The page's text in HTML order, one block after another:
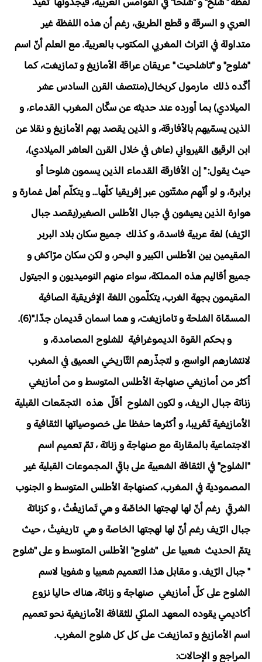
العري و السرقة و قطع الطريق، رغم أن هذه اللفظة غير
متداولة في التراث المغربي المكتوب بالعربية. مع العلم أنّ اسم
"شلوح" و "تاشلحيت " عريقان عراقة الأمازيغ و تمازيغت، كما
أكّده ذلك مارمول كربخال(منتصف القرن السادس عشر
الميلادي) بما أورده عند حديثه عن سكّان المغرب القدماء، و
الذين يسمّيهم بالأفارقة، و الذين يقصد بهم الأمازيغ و نقلا عن
ابن الرقيق القيرواني (عاش في خلال القرن العاشر الميلادي)،
حيث يقول: " إن الأفارقة القدماء الذين يسمون شلوحا أو
برابرة، و لو أنّهم مشتّتون عبر إفريقيا كلّها... و يتكلّم أهل غمارة و
هوارة الذين يعيشون في جبال الأطلس الصغير(يقصد جبال
الرّيف) لغة عربية فاسدة، و كذلك جميع سكان بلاد البربر
المقيمين بين الأطلس الكبير و البحر، و لكن سكان مرّاكش و
جميع أقاليم هذه المملكة، سواء منهم النوميديون و الجيتول
المقيمون بجهة الغرب، يتكلّمون اللغة الإفريقية الصافية
المسمّاة الشلحة و تامازيغت، و هما اسمان قديمان جدّا."(6).
و بحكم القوة الديموغرافية للشلوح المصامدة، و
لانتشارهم الواسع، و لتجذّرهم التّاريخي العميق في المغرب
أكثر من أمازيغي صنهاجة الأطلس المتوسط و من أمازيغي
زناتة جبال الريف، و لكون الشلوح أقلّ هذه التجمّعات القبلية
الأمازيغية تَعْريبا، و أكثرها حفظا على خصوصياتها الثقافية و
الاجتماعية بالمقارنة مع صنهاجة و زناتة ، تمّ تعميم اسم
"الشلوح" في الثقافة الشعبية على باقي المجموعات القبلية غير
المصمودية في المغرب، كصنهاجة الأطلس المتوسط و الجنوب
الشرقي رغم أنّ لها لهجتها الخاصّة و هي تَمازيغْتْ ، و كزناتة
جبال الرّيف رغم أنّ لها لهجتها الخاصة و هي تاريفيتْ ، حيث
يتمّ الحديث شعبيا على "شلوح" الأطلس المتوسط و على "شلوح
" جبال الرّيف. و مقابل هذا التعميم شعبيا و شفويا لاسم
الشلوح على كلّ أمازيغي صنهاجة و زناتة، هناك حاليا نزوع
أكاديمي يقوده المعهد الملكي للثقافة الأمازيغية نحو تعميم
اسم الأمازيغ و تمازيغت على كل كل شلوح المغرب.
المراجع و الإحالات: